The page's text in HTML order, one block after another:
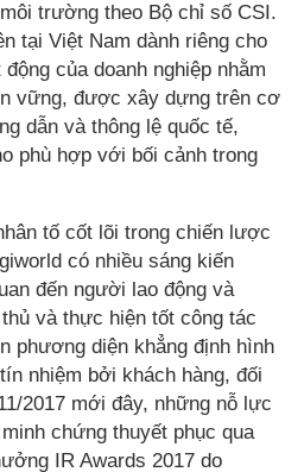
trường theo Bộ chỉ số CSI.
tại Việt Nam dành riêng cho
của doanh nghiệp nhằm
vững, được xây dựng trên cơ
dẫn và thông lệ quốc tế,
phù hợp với bối cảnh trong
tố cốt lõi trong chiến lược
có nhiều sáng kiến
đến người lao động và
và thực hiện tốt công tác
phương diện khẳng định hình
nhiệm bởi khách hàng, đối
2017 mới đây, những nỗ lực
chứng thuyết phục qua
IR Awards 2017 do